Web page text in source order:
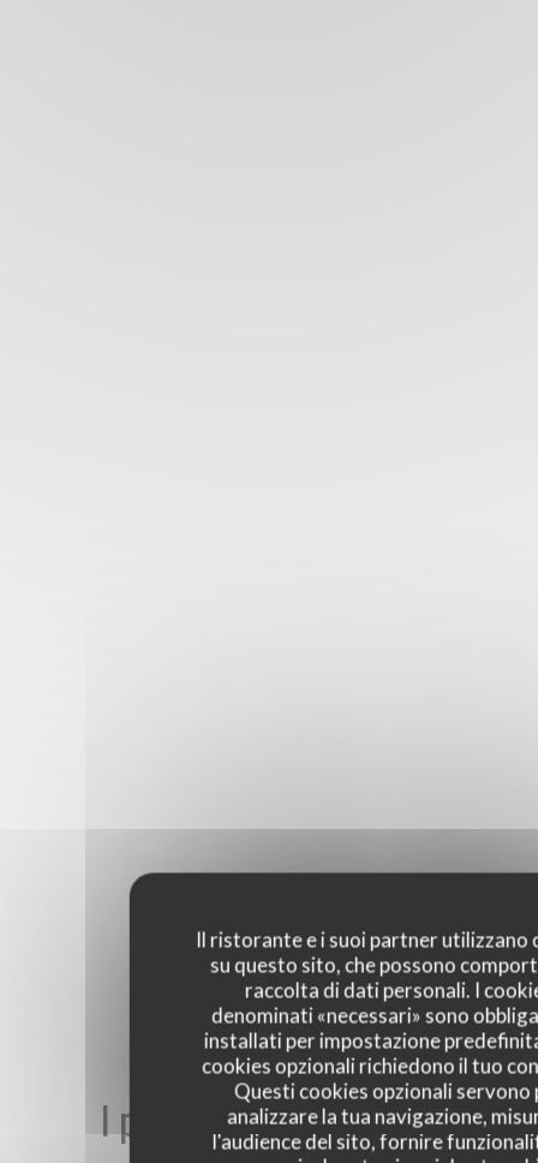
Il ristorante e i suoi partner utilizzano
su questo sito, che possono
raccolta di dati personali. I
denominati «necessari» sono
installati per impostazione
cookies opzionali richiedono il tuo
Questi cookies opzionali servono
analizzare la tua navigazione,
l'audience del sito, fornire
I pareri dei nostri clienti